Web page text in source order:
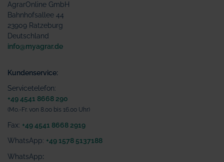
AgrarOnline GmbH
Bahnhofsallee 44
23909 Ratzeburg
Deutschland
info@myagrar.de
Kundenservice:
Servicetelefon:
+49 4541 8668 290
(Mo.-Fr. von 8.00 bis 16.00 Uhr)
Fax: +49 4541 8668 2919
WhatsApp: +49 1578 5137188
WhatsApp: